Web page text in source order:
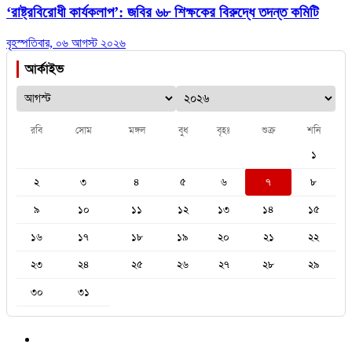
‘রাষ্ট্রবিরোধী কার্যকলাপ’: জবির ৬৮ শিক্ষকের বিরুদ্ধে তদন্ত কমিটি
বৃহস্পতিবার, ০৬ আগস্ট ২০২৬
আর্কাইভ
রবি সোম মঙ্গল বুধ বৃহঃ শুক্র শনি
১
২
৩ ৪ ৫ ৬ ৭
৮
৯
১০ ১১ ১২ ১৩ ১৪
১৫
১৬
১৭ ১৮ ১৯ ২০ ২১
২২
২৩
২৪ ২৫ ২৬ ২৭ ২৮
২৯
৩০
৩১